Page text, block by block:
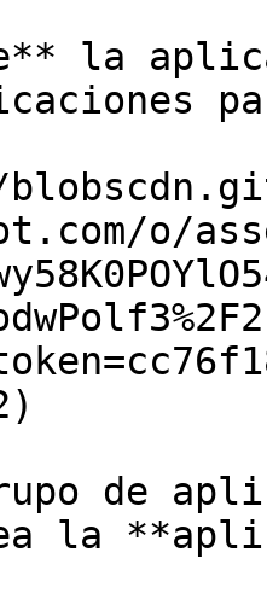
la
o/
de
la